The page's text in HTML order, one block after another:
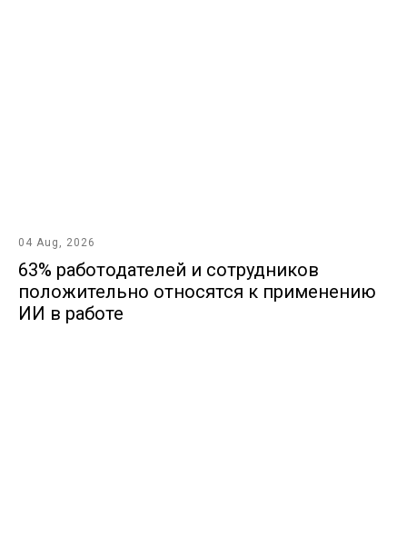
04 Aug, 2026
63% работодателей и сотрудников
положительно относятся к применению
ИИ в работе